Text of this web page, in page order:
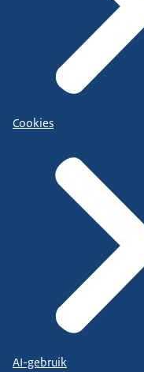
Cookies
AI-gebruik